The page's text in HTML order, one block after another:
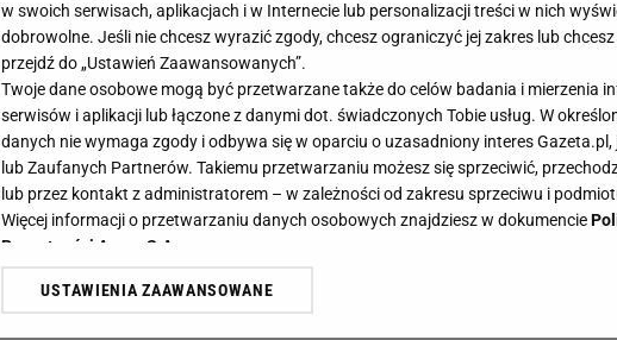
w swoich serwisach, aplikacjach i w Internecie lub personalizacji treści w nich
dobrowolne. Jeśli nie chcesz wyrazić zgody, chcesz ograniczyć jej zakres lub
przejdź do „Ustawień Zaawansowanych”.
Twoje dane osobowe mogą być przetwarzane także do celów badania i mierzenia
serwisów i aplikacji lub łączone z danymi dot. świadczonych Tobie usług. W
danych nie wymaga zgody i odbywa się w oparciu o uzasadniony interes Gazeta.pl,
lub Zaufanych Partnerów. Takiemu przetwarzaniu możesz się sprzeciwić,
lub przez kontakt z administratorem – w zależności od zakresu sprzeciwu i
Więcej informacji o przetwarzaniu danych osobowych znajdziesz w dokumencie
Prywatności Agora S.A.
Klikając „Akceptuję” wyrażasz też zgodę na zainstalowanie i przechowywanie
USTAWIENIA ZAAWANSOWANE